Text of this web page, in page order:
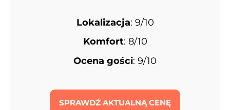
Lokalizacja: 9/10
Komfort: 8/10
Ocena gości: 9/10
SPRAWDŹ AKTUALNĄ CENĘ